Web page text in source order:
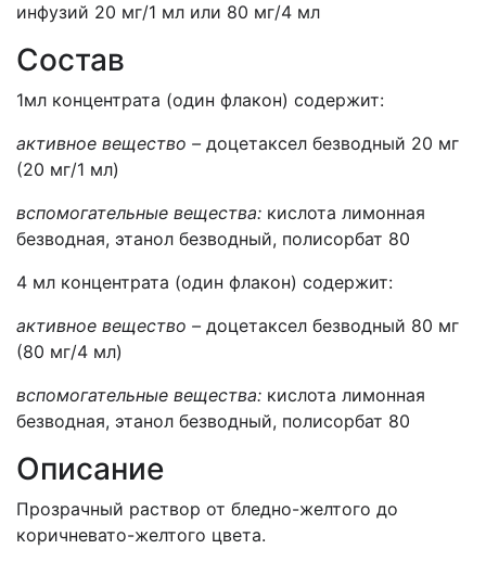
инфузий 20 мг/1 мл или 80 мг/4 мл
Состав
1мл концентрата (один флакон) содержит:
активное вещество – доцетаксел безводный 20 мг
(20 мг/1 мл)
вспомогательные вещества: кислота лимонная
безводная, этанол безводный, полисорбат 80
4 мл концентрата (один флакон) содержит:
активное вещество – доцетаксел безводный 80 мг
(80 мг/4 мл)
вспомогательные вещества: кислота лимонная
безводная, этанол безводный, полисорбат 80
Описание
Прозрачный раствор от бледно-желтого до
коричневато-желтого цвета.